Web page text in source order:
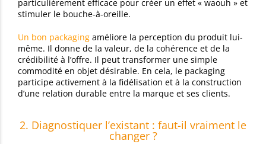
particulièrement efficace pour créer un effet « waouh » et
stimuler le bouche-à-oreille.
Un bon packaging améliore la perception du produit lui-
même. Il donne de la valeur, de la cohérence et de la
crédibilité à l’offre. Il peut transformer une simple
commodité en objet désirable. En cela, le packaging
participe activement à la fidélisation et à la construction
d’une relation durable entre la marque et ses clients.
2. Diagnostiquer l’existant : faut-il vraiment le
changer ?